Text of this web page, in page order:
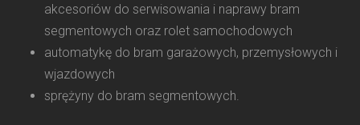
akcesoriów do serwisowania i naprawy bram
segmentowych oraz rolet samochodowych
automatykę do bram garażowych, przemysłowych i
wjazdowych
sprężyny do bram segmentowych.